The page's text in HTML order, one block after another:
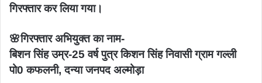
गिरफ्तार कर लिया गया।
🌸गिरफ्तार अभियुक्त का नाम-
बिशन सिंह उम्र-25 वर्ष पुत्र किशन सिंह निवासी ग्राम गल्ली
पो0 कफलनी, दन्या जनपद अल्मोड़ा